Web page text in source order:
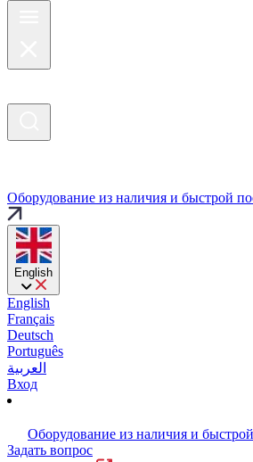
Оборудование из наличия и быстрой
English
English
Français
Deutsch
Português
العربية
Вход
Оборудование из наличия и
Задать вопрос